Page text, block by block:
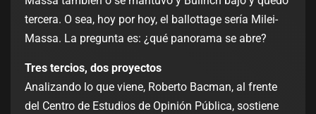
tercera. O sea, hoy por hoy, el ballottage sería Milei-
Massa. La pregunta es: ¿qué panorama se abre?
Tres tercios, dos proyectos
Analizando lo que viene, Roberto Bacman, al frente
del Centro de Estudios de Opinión Pública, sostiene